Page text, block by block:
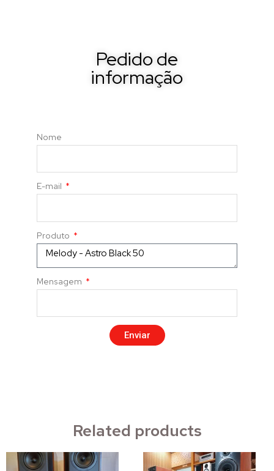
Pedido de
informação
Nome
E-mail
Produto
Mensagem
Enviar
Related products